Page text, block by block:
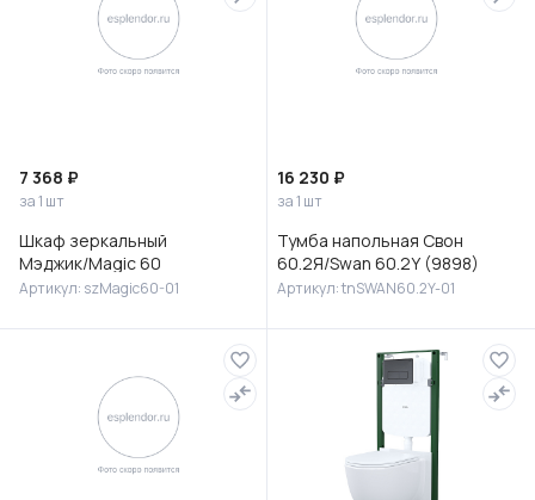
7 368 ₽
за 1 шт
Шкаф зеркальный
Мэджик/Magic 60
Артикул: szMagic60-01
16 230 ₽
за 1 шт
Тумба напольная Свон
60.2Я/Swan 60.2Y (9898)
Артикул: tnSWAN60.2Y-01